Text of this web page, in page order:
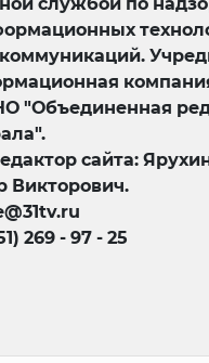
службой по
"Объединенная
сайта:
Викторович.
269 - 97 - 25